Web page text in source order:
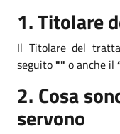
1. Titolare
Il Titolare del
seguito"" o anche il
2. Cosa
servono